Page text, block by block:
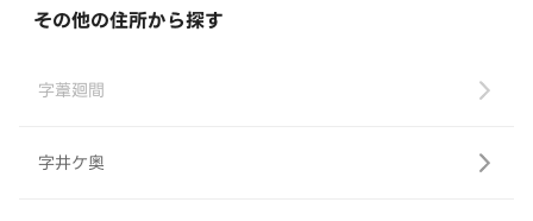
その他の住所から探す
字葦廻間
字井ケ奥